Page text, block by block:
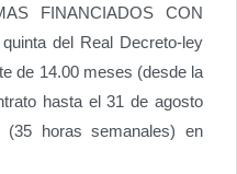
FINANCIADOS CON
del Real Decreto-ley
de 14.00 meses (desde la
hasta el 31 de agosto
horas semanales) en